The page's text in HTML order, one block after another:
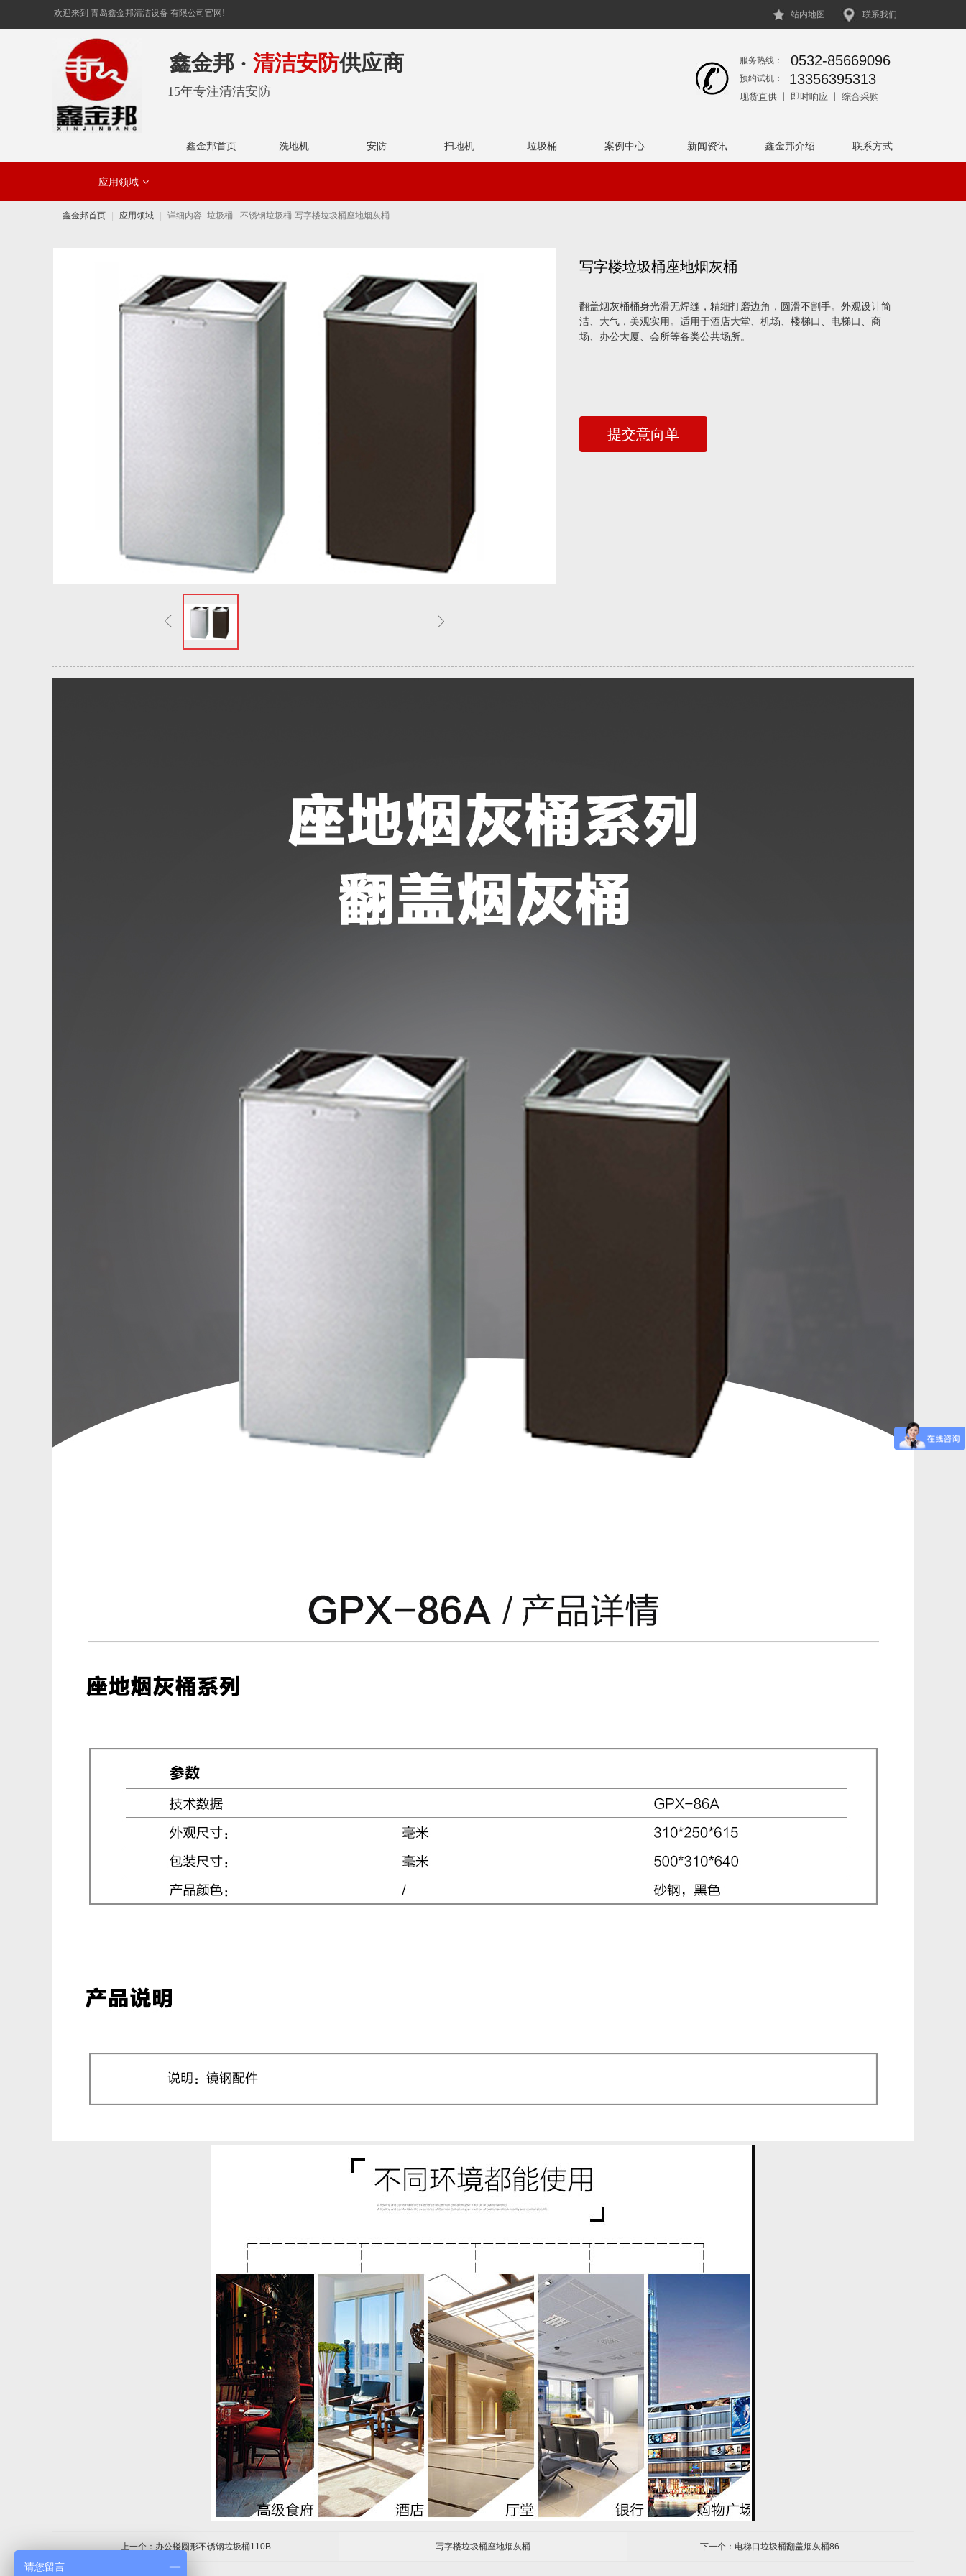
欢迎来到 青岛鑫金邦清洁设备 有限公司官网! 站内地图 联系我们
鑫金邦首页 洗地机 安防 扫地机 垃圾桶 案例中心 新闻资讯 鑫金邦介绍 联系方式
15年专注清洁安防
服务热线： 0532-85669096
预约试机： 13356395313
现货直供 丨 即时响应 丨 综合采购
鑫金邦 · 清洁安防供应商
应用领域
工业领域 物业领域
鑫金邦首页 应用领域 详细内容 -垃圾桶 - 不锈钢垃圾桶-写字楼垃圾桶座地烟灰桶
写字楼垃圾桶座地烟灰桶
翻盖烟灰桶桶身光滑无焊缝，精细打磨边角，圆滑不割手。外观设计简
洁、大气，美观实用。适用于酒店大堂、机场、楼梯口、电梯口、商
场、办公大厦、会所等各类公共场所。
提交意向单
上一个：办公楼圆形不锈钢垃圾桶110B 写字楼垃圾桶座地烟灰桶 下一个：电梯口垃圾桶翻盖烟灰桶86
请您留言